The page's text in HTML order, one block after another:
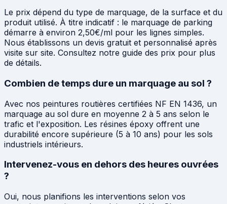
Le prix dépend du type de marquage, de la surface et du
produit utilisé. À titre indicatif : le marquage de parking
démarre à environ 2,50€/ml pour les lignes simples.
Nous établissons un devis gratuit et personnalisé après
visite sur site. Consultez notre guide des prix pour plus
de détails.
Combien de temps dure un marquage au sol ?
Avec nos peintures routières certifiées NF EN 1436, un
marquage au sol dure en moyenne 2 à 5 ans selon le
trafic et l'exposition. Les résines époxy offrent une
durabilité encore supérieure (5 à 10 ans) pour les sols
industriels intérieurs.
Intervenez-vous en dehors des heures ouvrées
?
Oui, nous planifions les interventions selon vos